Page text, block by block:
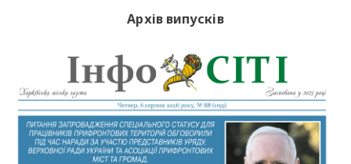
Архів випусків